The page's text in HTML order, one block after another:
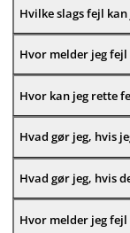
Hvilke slags fejl
Hvor melder jeg fejl
Hvor kan jeg rette
Hvad gør jeg, hvis
Hvad gør jeg, hvis
Hvor melder jeg fejl